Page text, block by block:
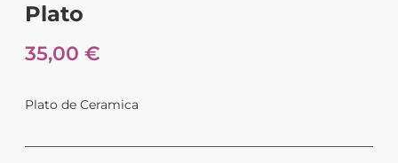
Plato
35,00 €
Plato de Ceramica